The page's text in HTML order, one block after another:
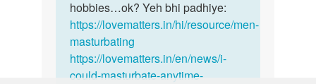
hobbies…ok? Yeh bhi padhiye:
https://lovematters.in/hi/resource/men-
masturbating
https://lovematters.in/en/news/i-
could-masturbate-anytime-